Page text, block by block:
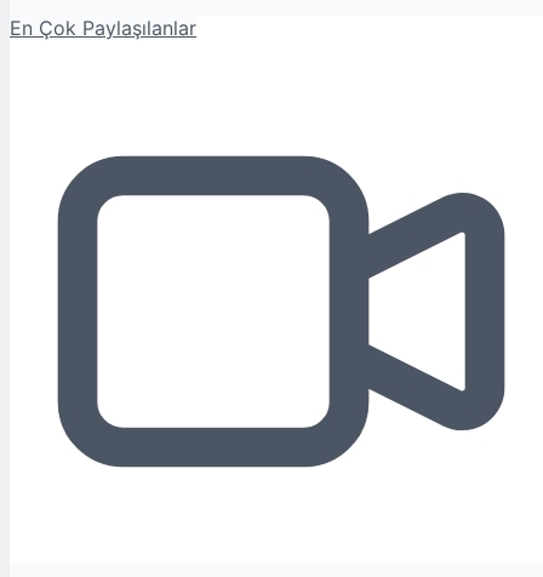
En Çok Paylaşılanlar